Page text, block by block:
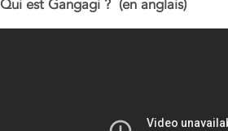
Qui est Gangagi ? (en anglais)